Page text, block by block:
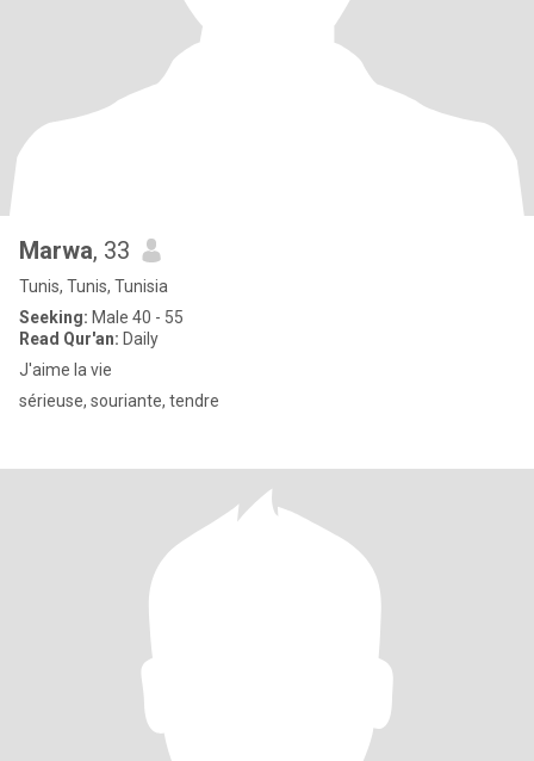
Marwa, 33
Tunis, Tunis, Tunisia
Seeking: Male 40 - 55
Read Qur'an: Daily
J'aime la vie
sérieuse, souriante, tendre